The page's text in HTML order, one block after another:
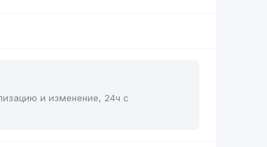
и изменение, 24ч с